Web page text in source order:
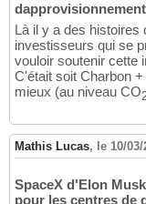
Là il y a des histoires
investisseurs qui se
vouloir soutenir cette
C'était soit Charbon
mieux (au niveau CO
Mathis Lucas, le 10/
SpaceX d'Elon
pour les centres de